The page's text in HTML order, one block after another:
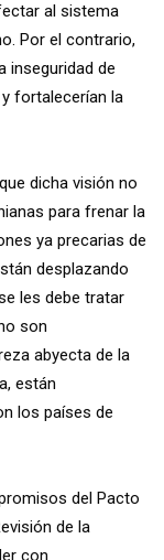
al sistema
Por el contrario,
inseguridad de
fortalecerían la
dicha visión no
para frenar la
ya precarias de
desplazando
les debe tratar
son
abyecta de la
están
los países de
del Pacto
de la
con